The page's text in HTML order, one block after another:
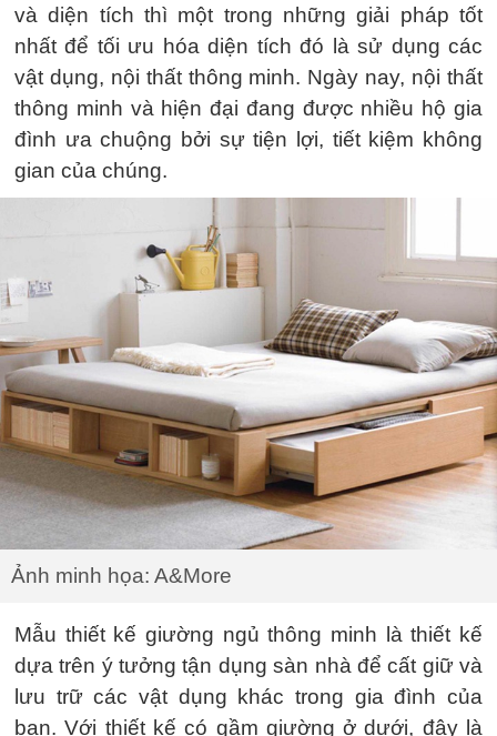
và diện tích thì một trong những giải pháp tốt
nhất để tối ưu hóa diện tích đó là sử dụng các
vật dụng, nội thất thông minh. Ngày nay, nội thất
thông minh và hiện đại đang được nhiều hộ gia
đình ưa chuộng bởi sự tiện lợi, tiết kiệm không
gian của chúng.
Ảnh minh họa: A&More
Mẫu thiết kế giường ngủ thông minh là thiết kế
dựa trên ý tưởng tận dụng sàn nhà để cất giữ và
lưu trữ các vật dụng khác trong gia đình của
bạn. Với thiết kế có gầm giường ở dưới, đây là